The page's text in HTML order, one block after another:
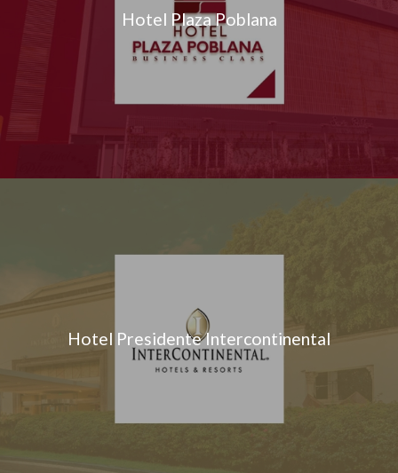
Hotel Plaza Poblana
Hotel Presidente Intercontinental